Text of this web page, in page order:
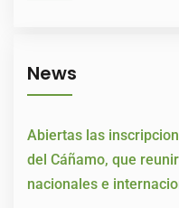
News
Abiertas las
del Cáñamo, que
nacionales e